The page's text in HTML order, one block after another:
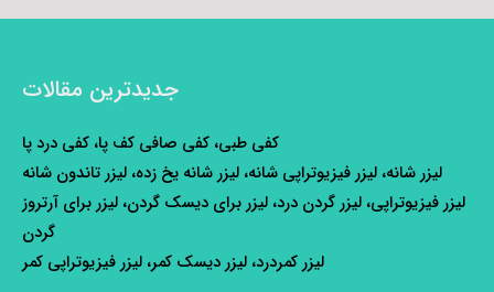
جدیدترین مقالات
کفی طبی، کفی صافی کف پا، کفی درد پا
لیزر شانه، لیزر فیزیوتراپی شانه، لیزر شانه یخ زده، لیزر تاندون شانه
لیزر فیزیوتراپی، لیزر گردن درد، لیزر برای دیسک گردن، لیزر برای آرتروز
گردن
لیزر کمردرد، لیزر دیسک کمر، لیزر فیزیوتراپی کمر